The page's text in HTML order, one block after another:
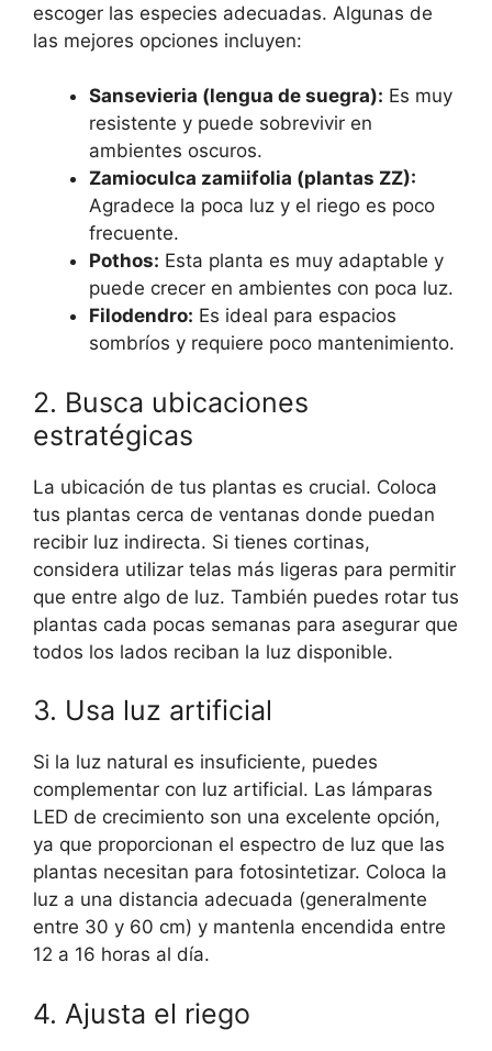
escoger las especies adecuadas. Algunas de
las mejores opciones incluyen:
Sansevieria (lengua de suegra): Es muy
resistente y puede sobrevivir en
ambientes oscuros.
Zamioculca zamiifolia (plantas ZZ):
Agradece la poca luz y el riego es poco
frecuente.
Pothos: Esta planta es muy adaptable y
puede crecer en ambientes con poca luz.
Filodendro: Es ideal para espacios
sombríos y requiere poco mantenimiento.
2. Busca ubicaciones
estratégicas
La ubicación de tus plantas es crucial. Coloca
tus plantas cerca de ventanas donde puedan
recibir luz indirecta. Si tienes cortinas,
considera utilizar telas más ligeras para permitir
que entre algo de luz. También puedes rotar tus
plantas cada pocas semanas para asegurar que
todos los lados reciban la luz disponible.
3. Usa luz artificial
Si la luz natural es insuficiente, puedes
complementar con luz artificial. Las lámparas
LED de crecimiento son una excelente opción,
ya que proporcionan el espectro de luz que las
plantas necesitan para fotosintetizar. Coloca la
luz a una distancia adecuada (generalmente
entre 30 y 60 cm) y mantenla encendida entre
12 a 16 horas al día.
4. Ajusta el riego